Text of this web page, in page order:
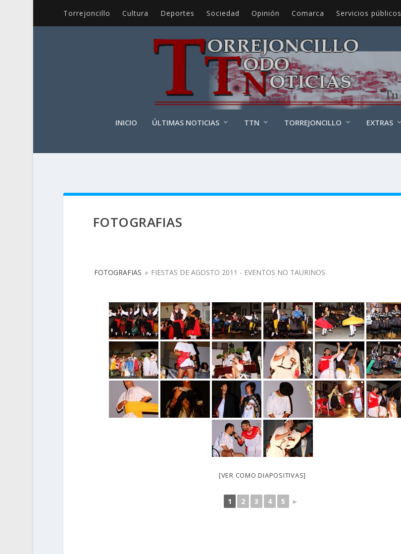
Torrejoncillo Cultura Deportes Sociedad Opinión Comarca Servicios públicos
INICIO ÚLTIMAS NOTICIAS TTN TORREJONCILLO EXTRAS
FOTOGRAFIAS
FOTOGRAFIAS » FIESTAS DE AGOSTO 2011 - EVENTOS NO TAURINOS
[VER COMO DIAPOSITIVAS]
1 2 3 4 5 ►